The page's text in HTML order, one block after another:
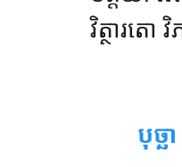
វិត្ថារតោ
បុច្ឆ